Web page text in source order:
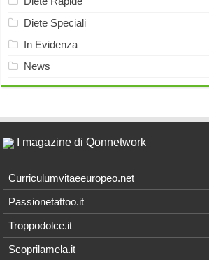
Diete Speciali
In Evidenza
News
I magazine di Qonnetwork
Curriculumvitaeeuropeo.net
Passionetattoo.it
Troppodolce.it
Scoprilamela.it